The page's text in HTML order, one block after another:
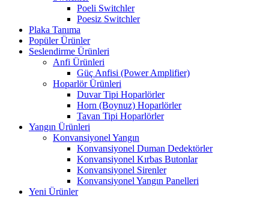
Poeli Switchler
Poesiz Switchler
Plaka Tanıma
Popüler Ürünler
Seslendirme Ürünleri
Anfi Ürünleri
Güç Anfisi (Power Amplifier)
Hoparlör Ürünleri
Duvar Tipi Hoparlörler
Horn (Boynuz) Hoparlörler
Tavan Tipi Hoparlörler
Yangın Ürünleri
Konvansiyonel Yangın
Konvansiyonel Duman Dedektörler
Konvansiyonel Kırbas Butonlar
Konvansiyonel Sirenler
Konvansiyonel Yangın Panelleri
Yeni Ürünler